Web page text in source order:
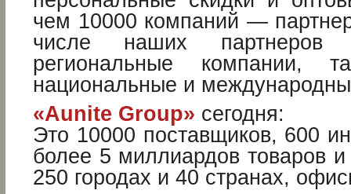
чем 10000 компаний —
числе наших партнеров
региональные компании,
национальные и
«Aunite Group» сегодня:
Это 10000 поставщиков, 600
более 5 миллиардов товаров и
250 городах и 40 странах,